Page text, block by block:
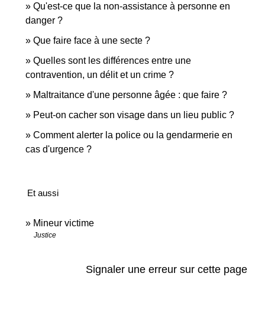
Qu'est-ce que la non-assistance à personne en
danger ?
Que faire face à une secte ?
Quelles sont les différences entre une
contravention, un délit et un crime ?
Maltraitance d'une personne âgée : que faire ?
Peut-on cacher son visage dans un lieu public ?
Comment alerter la police ou la gendarmerie en
cas d'urgence ?
Et aussi
Mineur victime
Justice
Signaler une erreur sur cette page